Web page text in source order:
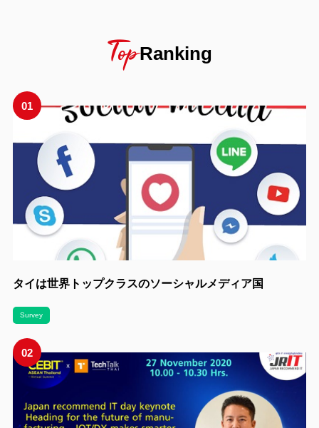
TopRanking
01
タイは世界トップクラスのソーシャルメディア国
Survey
02